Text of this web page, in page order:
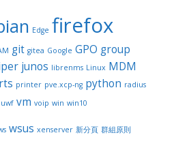
Edge firefox
git gitea Google GPO group
junos librenms Linux MDM
printer pve.xcp-ng python radius
uwf vm voip win win10
wsus xenserver 新分頁 群組原則